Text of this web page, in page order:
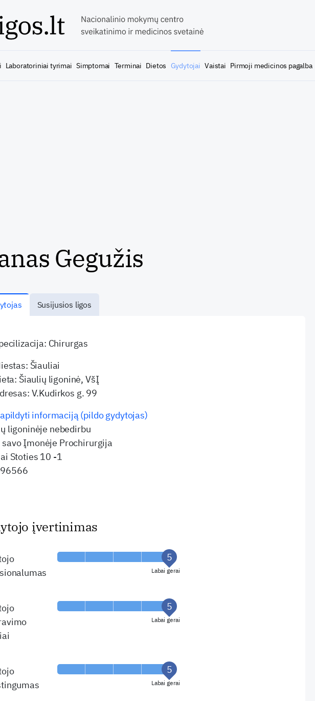
Laboratoriniai tyrimai Simptomai Terminai Dietos Gydytojai Vaistai Pirmoji medicinos pagalba
Gegužis
Susijusios ligos
Chirurgas
Šiauliai
Šiaulių ligoninė, VšĮ
V.Kudirkos g. 99
informaciją (pildo gydytojas)
ligoninėje nebedirbu
savo Įmonėje Prochirurgija
Stoties 10 -1
įvertinimas
Labai gerai
Labai gerai
Labai gerai